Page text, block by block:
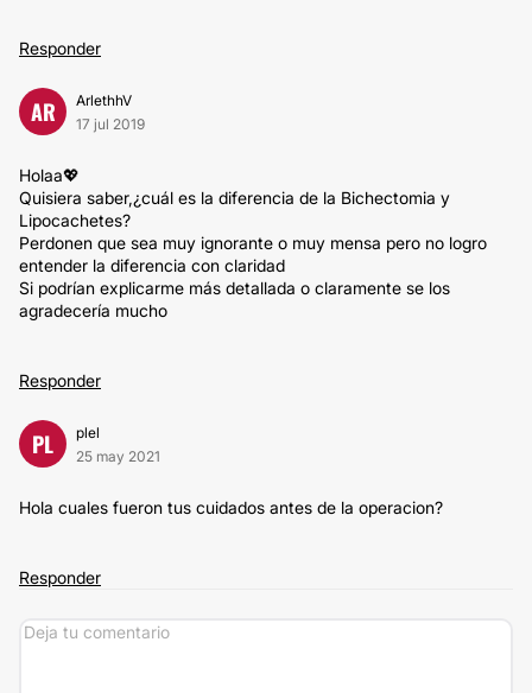
Responder
AR
ArlethhV
17 jul 2019
Holaa💖
Quisiera saber,¿cuál es la diferencia de la Bichectomia y
Lipocachetes?
Perdonen que sea muy ignorante o muy mensa pero no logro
entender la diferencia con claridad
Si podrían explicarme más detallada o claramente se los
agradecería mucho
Responder
PL
plel
25 may 2021
Hola cuales fueron tus cuidados antes de la operacion?
Responder